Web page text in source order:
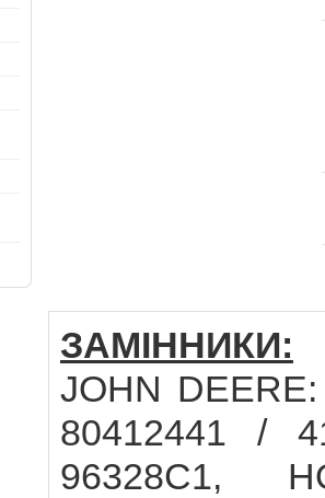
ЗАМІННИКИ:
JOHN
80412441 /
96328C1,